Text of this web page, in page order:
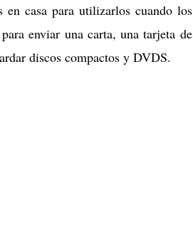
en casa para utilizarlos cuando los
enviar una carta, una tarjeta de
discos compactos y DVDS.